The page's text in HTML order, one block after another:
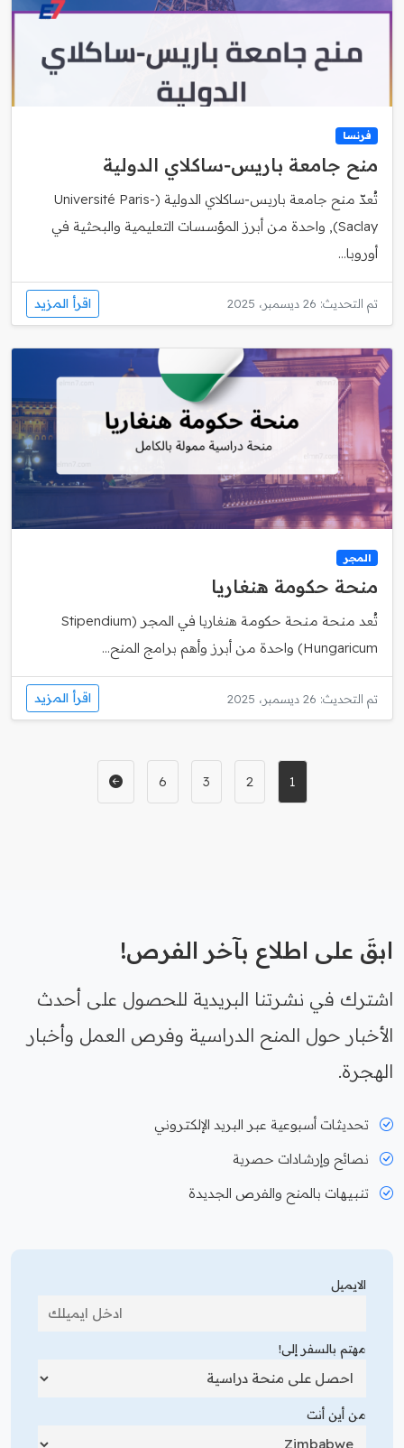
فرنسا
منح جامعة باريس‑ساكلاي الدولية
تُعدّ منح جامعة باريس‑ساكلاي الدولية (Université Paris-
Saclay), واحدة من أبرز المؤسسات التعليمية والبحثية في
أوروبا...
تم التحديث: 26 ديسمبر، 2025 اقرأ المزيد
المجر
منحة حكومة هنغاريا
تُعد منحة منحة حكومة هنغاريا في المجر (Stipendium
Hungaricum) واحدة من أبرز وأهم برامج المنح...
تم التحديث: 26 ديسمبر، 2025 اقرأ المزيد
1
2
3
6
ابقَ على اطلاع بآخر الفرص!
اشترك في نشرتنا البريدية للحصول على أحدث
الأخبار حول المنح الدراسية وفرص العمل وأخبار
الهجرة.
تحديثات أسبوعية عبر البريد الإلكتروني
نصائح وإرشادات حصرية
تنبيهات بالمنح والفرص الجديدة
الايميل
مهتم بالسفر إلى!
من أين أنت